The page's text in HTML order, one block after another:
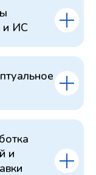
и ИС
и